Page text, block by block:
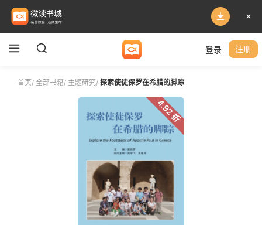
登录 注册
首页/ 全部书籍/ 主题研究/ 探索使徒保罗在希腊的脚踪
4.92 折